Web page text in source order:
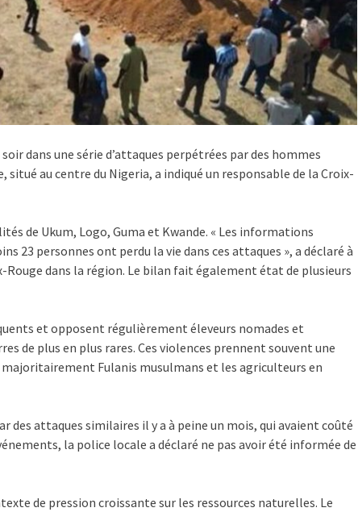
dans une série d’attaques perpétrées par des hommes
situé au centre du Nigeria, a indiqué un responsable de la Croix-
de Ukum, Logo, Guma et Kwande. « Les informations
23 personnes ont perdu la vie dans ces attaques », a déclaré à
Rouge dans la région. Le bilan fait également état de plusieurs
et opposent régulièrement éleveurs nomades et
de plus en plus rares. Ces violences prennent souvent une
Fulanis musulmans et les agriculteurs en
des attaques similaires il y a à peine un mois, qui avaient coûté
la police locale a déclaré ne pas avoir été informée de
de pression croissante sur les ressources naturelles. Le